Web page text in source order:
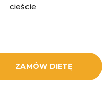
ZAMÓW DIETĘ